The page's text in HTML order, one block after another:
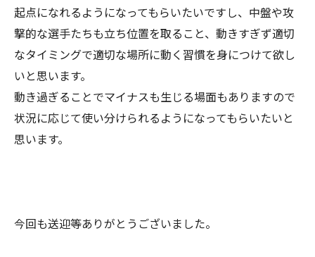
起点になれるようになってもらいたいですし、中盤や攻
撃的な選手たちも立ち位置を取ること、動きすぎず適切
なタイミングで適切な場所に動く習慣を身につけて欲し
いと思います。
動き過ぎることでマイナスも生じる場面もありますので
状況に応じて使い分けられるようになってもらいたいと
思います。
今回も送迎等ありがとうございました。